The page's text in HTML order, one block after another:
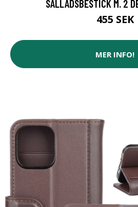
SALLADSBESTICK M. 2
455 SEK
MER INFO!